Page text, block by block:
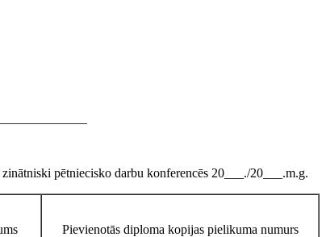
pētniecisko darbu konferencēs 20___./20___.m.g.
Pievienotās diploma kopijas pielikuma numurs